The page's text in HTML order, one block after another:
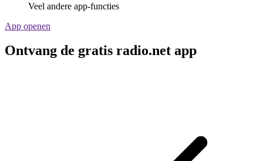
Veel andere app-functies
App openen
Ontvang de gratis radio.net app